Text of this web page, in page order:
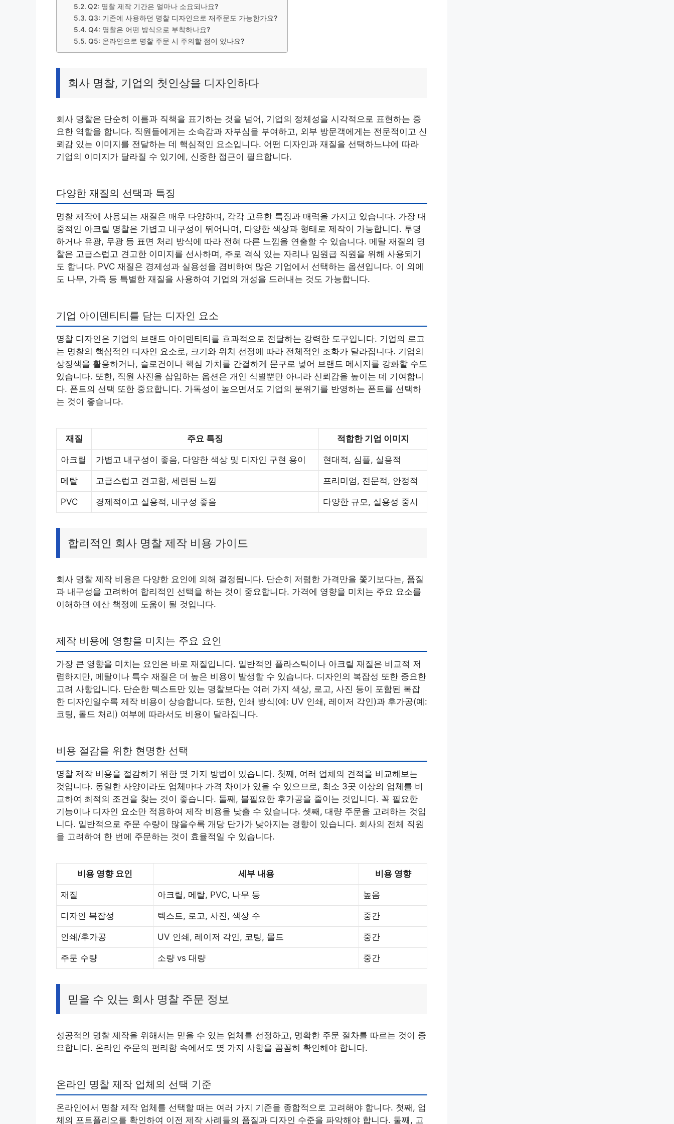
Q2: 명찰 제작 기간은 얼마나 소요되나요?
Q3: 기존에 사용하던 명찰 디자인으로 재주문도 가능한가요?
Q4: 명찰은 어떤 방식으로 부착하나요?
Q5: 온라인으로 명찰 주문 시 주의할 점이 있나요?
회사 명찰, 기업의 첫인상을 디자인하다
회사 명찰은 단순히 이름과 직책을 표기하는 것을 넘어, 기업의 정체성을 시각적으로 표현하는 중
요한 역할을 합니다. 직원들에게는 소속감과 자부심을 부여하고, 외부 방문객에게는 전문적이고 신
뢰감 있는 이미지를 전달하는 데 핵심적인 요소입니다. 어떤 디자인과 재질을 선택하느냐에 따라
기업의 이미지가 달라질 수 있기에, 신중한 접근이 필요합니다.
다양한 재질의 선택과 특징
명찰 제작에 사용되는 재질은 매우 다양하며, 각각 고유한 특징과 매력을 가지고 있습니다. 가장 대
중적인 아크릴 명찰은 가볍고 내구성이 뛰어나며, 다양한 색상과 형태로 제작이 가능합니다. 투명
하거나 유광, 무광 등 표면 처리 방식에 따라 전혀 다른 느낌을 연출할 수 있습니다. 메탈 재질의 명
찰은 고급스럽고 견고한 이미지를 선사하며, 주로 격식 있는 자리나 임원급 직원을 위해 사용되기
도 합니다. PVC 재질은 경제성과 실용성을 겸비하여 많은 기업에서 선택하는 옵션입니다. 이 외에
도 나무, 가죽 등 특별한 재질을 사용하여 기업의 개성을 드러내는 것도 가능합니다.
기업 아이덴티티를 담는 디자인 요소
명찰 디자인은 기업의 브랜드 아이덴티티를 효과적으로 전달하는 강력한 도구입니다. 기업의 로고
는 명찰의 핵심적인 디자인 요소로, 크기와 위치 선정에 따라 전체적인 조화가 달라집니다. 기업의
상징색을 활용하거나, 슬로건이나 핵심 가치를 간결하게 문구로 넣어 브랜드 메시지를 강화할 수도
있습니다. 또한, 직원 사진을 삽입하는 옵션은 개인 식별뿐만 아니라 신뢰감을 높이는 데 기여합니
다. 폰트의 선택 또한 중요합니다. 가독성이 높으면서도 기업의 분위기를 반영하는 폰트를 선택하
는 것이 좋습니다.
재질 주요 특징 적합한 기업 이미지
아크릴 가볍고 내구성이 좋음, 다양한 색상 및 디자인 구현 용이 현대적, 심플, 실용적
메탈 고급스럽고 견고함, 세련된 느낌 프리미엄, 전문적, 안정적
PVC 경제적이고 실용적, 내구성 좋음 다양한 규모, 실용성 중시
합리적인 회사 명찰 제작 비용 가이드
회사 명찰 제작 비용은 다양한 요인에 의해 결정됩니다. 단순히 저렴한 가격만을 쫓기보다는, 품질
과 내구성을 고려하여 합리적인 선택을 하는 것이 중요합니다. 가격에 영향을 미치는 주요 요소를
이해하면 예산 책정에 도움이 될 것입니다.
제작 비용에 영향을 미치는 주요 요인
가장 큰 영향을 미치는 요인은 바로 재질입니다. 일반적인 플라스틱이나 아크릴 재질은 비교적 저
렴하지만, 메탈이나 특수 재질은 더 높은 비용이 발생할 수 있습니다. 디자인의 복잡성 또한 중요한
고려 사항입니다. 단순한 텍스트만 있는 명찰보다는 여러 가지 색상, 로고, 사진 등이 포함된 복잡
한 디자인일수록 제작 비용이 상승합니다. 또한, 인쇄 방식(예: UV 인쇄, 레이저 각인)과 후가공(예:
코팅, 몰드 처리) 여부에 따라서도 비용이 달라집니다.
비용 절감을 위한 현명한 선택
명찰 제작 비용을 절감하기 위한 몇 가지 방법이 있습니다. 첫째, 여러 업체의 견적을 비교해보는
것입니다. 동일한 사양이라도 업체마다 가격 차이가 있을 수 있으므로, 최소 3곳 이상의 업체를 비
교하여 최적의 조건을 찾는 것이 좋습니다. 둘째, 불필요한 후가공을 줄이는 것입니다. 꼭 필요한
기능이나 디자인 요소만 적용하여 제작 비용을 낮출 수 있습니다. 셋째, 대량 주문을 고려하는 것입
니다. 일반적으로 주문 수량이 많을수록 개당 단가가 낮아지는 경향이 있습니다. 회사의 전체 직원
을 고려하여 한 번에 주문하는 것이 효율적일 수 있습니다.
비용 영향 요인 세부 내용 비용 영향
재질 아크릴, 메탈, PVC, 나무 등 높음
디자인 복잡성 텍스트, 로고, 사진, 색상 수 중간
인쇄/후가공 UV 인쇄, 레이저 각인, 코팅, 몰드 중간
주문 수량 소량 vs 대량 중간
믿을 수 있는 회사 명찰 주문 정보
성공적인 명찰 제작을 위해서는 믿을 수 있는 업체를 선정하고, 명확한 주문 절차를 따르는 것이 중
요합니다. 온라인 주문의 편리함 속에서도 몇 가지 사항을 꼼꼼히 확인해야 합니다.
온라인 명찰 제작 업체의 선택 기준
온라인에서 명찰 제작 업체를 선택할 때는 여러 가지 기준을 종합적으로 고려해야 합니다. 첫째, 업
체의 포트폴리오를 확인하여 이전 제작 사례들의 품질과 디자인 수준을 파악해야 합니다. 둘째, 고